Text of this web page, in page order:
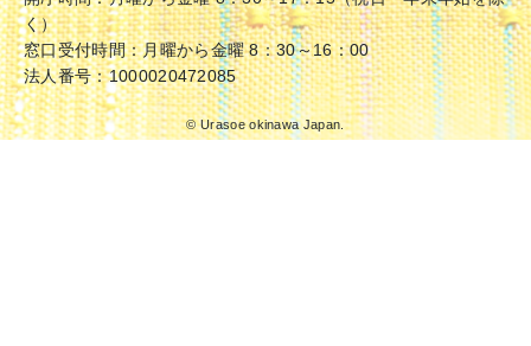
く）
窓口受付時間：月曜から金曜 8：30～16：00
法人番号：1000020472085
© Urasoe okinawa Japan.